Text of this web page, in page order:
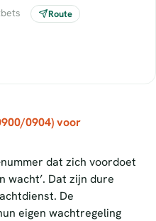
Route
0904) voor
dat zich voordoet
wacht’. Dat zijn dure
De
eigen wachtregeling